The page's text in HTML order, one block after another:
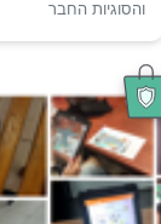
והסוגיות החבר